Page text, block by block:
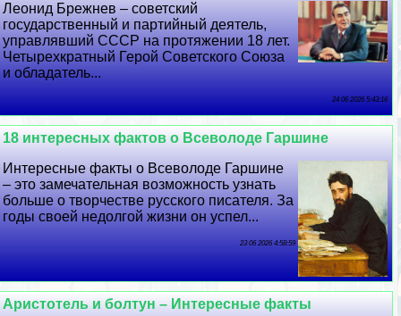
Леонид Брежнев – советский
государственный и партийный деятель,
управлявший СССР на протяжении 18 лет.
Четырехкратный Герой Советского Союза
и обладатель...
24 06 2026 5:43:16
18 интересных фактов о Всеволоде Гаршине
Интересные факты о Всеволоде Гаршине
– это замечательная возможность узнать
больше о творчестве русского писателя. За
годы своей недолгой жизни он успел...
23 06 2026 4:58:59
Аристотель и болтун – Интересные факты